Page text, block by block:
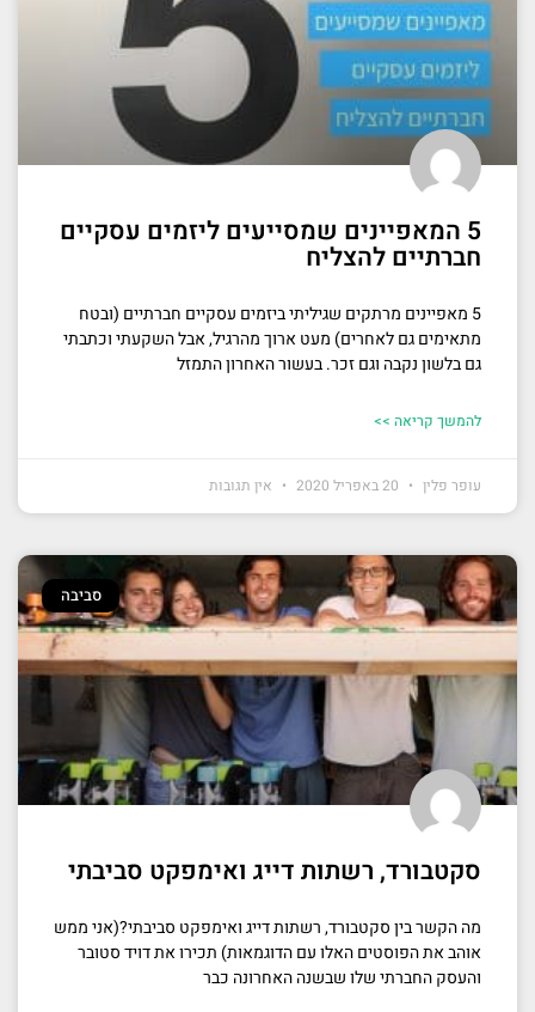
5 המאפיינים שמסייעים ליזמים עסקיים
חברתיים להצליח
5 מאפיינים מרתקים שגיליתי ביזמים עסקיים חברתיים (ובטח
מתאימים גם לאחרים) מעט ארוך מהרגיל, אבל השקעתי וכתבתי
גם בלשון נקבה וגם זכר. בעשור האחרון התמזל
להמשך קריאה >>
עופר פלין אין תגובות
סביבה
סקטבורד, רשתות דייג ואימפקט סביבתי
מה הקשר בין סקטבורד, רשתות דייג ואימפקט סביבתי?(אני ממש
אוהב את הפוסטים האלו עם הדוגמאות) תכירו את דויד סטובר
והעסק החברתי שלו שבשנה האחרונה כבר